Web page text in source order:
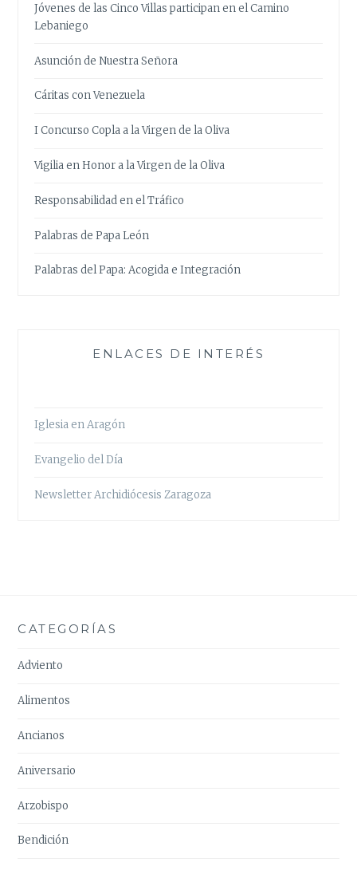
Jóvenes de las Cinco Villas participan en el Camino
Lebaniego
Asunción de Nuestra Señora
Cáritas con Venezuela
I Concurso Copla a la Virgen de la Oliva
Vigilia en Honor a la Virgen de la Oliva
Responsabilidad en el Tráfico
Palabras de Papa León
Palabras del Papa: Acogida e Integración
ENLACES DE INTERÉS
Iglesia en Aragón
Evangelio del Día
Newsletter Archidiócesis Zaragoza
CATEGORÍAS
Adviento
Alimentos
Ancianos
Aniversario
Arzobispo
Bendición